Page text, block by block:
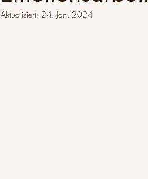
Aktualisiert: 24. Jan. 2024